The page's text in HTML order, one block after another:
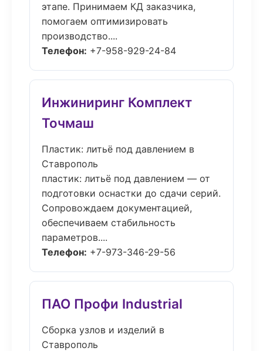
этапе. Принимаем КД заказчика,
помогаем оптимизировать
производство....
Телефон: +7-958-929-24-84
Инжиниринг Комплект
Точмаш
Пластик: литьё под давлением в
Ставрополь
пластик: литьё под давлением — от
подготовки оснастки до сдачи серий.
Сопровождаем документацией,
обеспечиваем стабильность
параметров....
Телефон: +7-973-346-29-56
ПАО Профи Industrial
Сборка узлов и изделий в
Ставрополь